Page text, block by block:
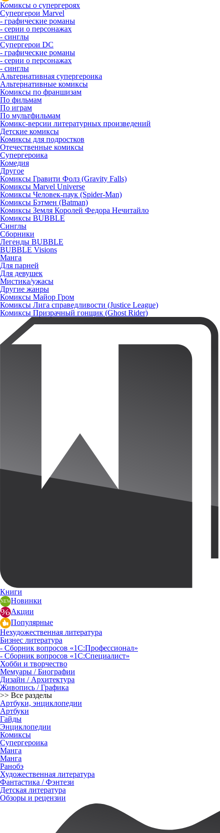
Комиксы о супергероях
Супергерои Marvel
- графические романы
- серии о персонажах
- синглы
Супергерои DC
- графические романы
- серии о персонажах
- синглы
Альтернативная супергероика
Альтернативные комиксы
Комиксы по франшизам
По фильмам
По играм
По мультфильмам
Комикс-версии литературных произведений
Детские комиксы
Комиксы для подростков
Отечественные комиксы
Супергероика
Комедия
Другое
Комиксы Гравити Фолз (Gravity Falls)
Комиксы Marvel Universe
Комиксы Человек-паук (Spider-Man)
Комиксы Бэтмен (Batman)
Комиксы Земля Королей Федора Нечитайло
Комиксы BUBBLE
Синглы
Сборники
Легенды BUBBLE
BUBBLE Visions
Манга
Для парней
Для девушек
Мистика/ужасы
Другие жанры
Комиксы Майор Гром
Комиксы Лига справедливости (Justice League)
Комиксы Призрачный гонщик (Ghost Rider)
Книги
Новинки
Акции
Популярные
Нехудожественная литература
Бизнес литература
- Сборник вопросов «1С:Профессионал»
- Сборник вопросов «1С:Специалист»
Хобби и творчество
Мемуары / Биографии
Дизайн / Архитектура
Живопись / Графика
>> Все разделы
Артбуки, энциклопедии
Артбуки
Гайды
Энциклопедии
Комиксы
Супергероика
Манга
Манга
Ранобэ
Художественная литература
Фантастика / Фэнтези
Детская литература
Обзоры и рецензии